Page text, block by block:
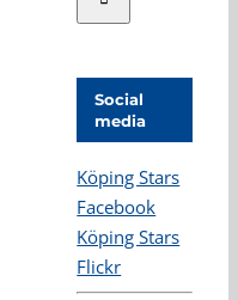
Social
media
Köping Stars
Facebook
Köping Stars
Flickr